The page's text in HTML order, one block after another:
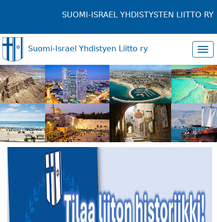
SUOMI-ISRAEL YHDISTYSTEN LIITTO RY
Suomi-Israel Yhdistyen Liitto ry